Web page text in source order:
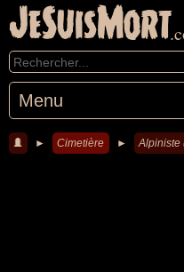
JeSuisMort
Menu
► Cimetière ► Alpiniste